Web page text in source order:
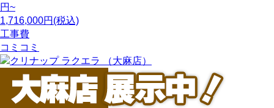
円~
1,716,000円(税込)
工事費
コミコミ